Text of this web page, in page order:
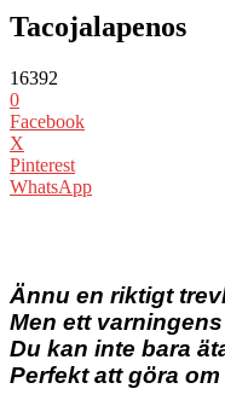
Tacojalapenos
16392
0
Facebook
X
Pinterest
WhatsApp
Ännu en riktigt
Men ett
Du kan inte bara
Perfekt att göra